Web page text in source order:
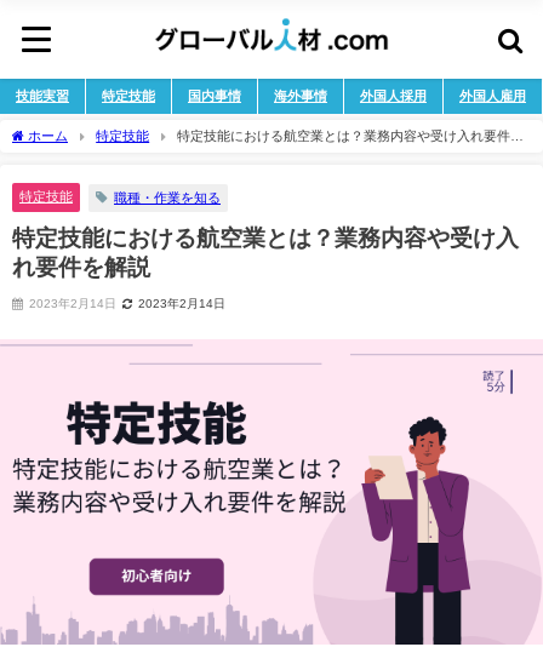
技能実習 特定技能 国内事情 海外事情 外国人採用 外国人雇用
ホーム 特定技能
特定技能における航空業とは？業務内容や受け入れ要件を
特定技能 職種・作業を知る
特定技能における航空業とは？業務内容や受け入
れ要件を解説
2023年2月14日 2023年2月14日